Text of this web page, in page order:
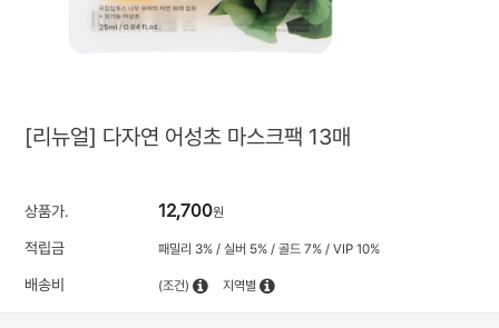
[리뉴얼] 다자연 어성초 마스크팩 13매
상품가. 12,700원
적립금 패밀리 3% / 실버 5% / 골드 7% / VIP 10%
배송비 (조건) 지역별